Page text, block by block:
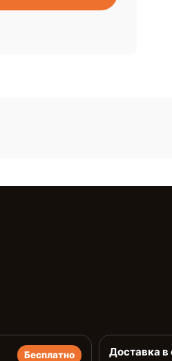
Бесплатно Доставка в